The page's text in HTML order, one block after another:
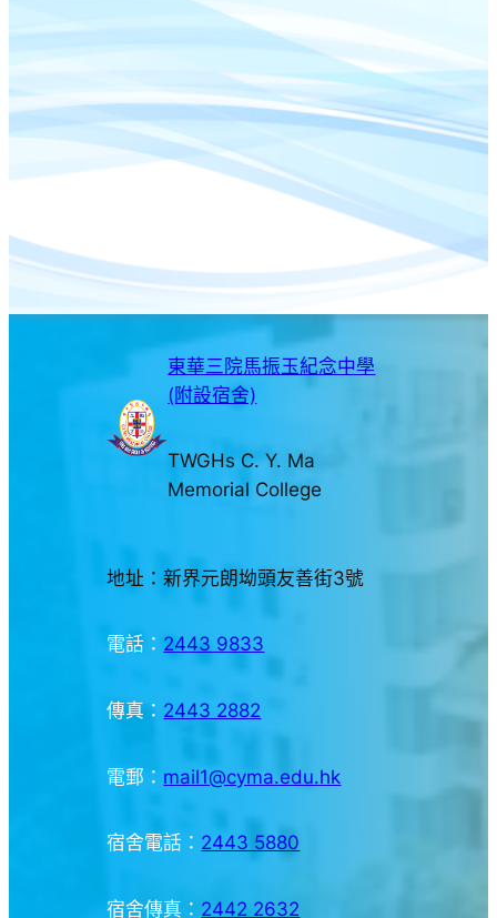
東華三院馬振玉紀念中學
(附設宿舍)
TWGHs C. Y. Ma
Memorial College
地址：新界元朗坳頭友善街3號
電話： 2443 9833
傳真： 2443 2882
電郵： mail1@cyma.edu.hk
宿舍電話： 2443 5880
宿舍傳真： 2442 2632